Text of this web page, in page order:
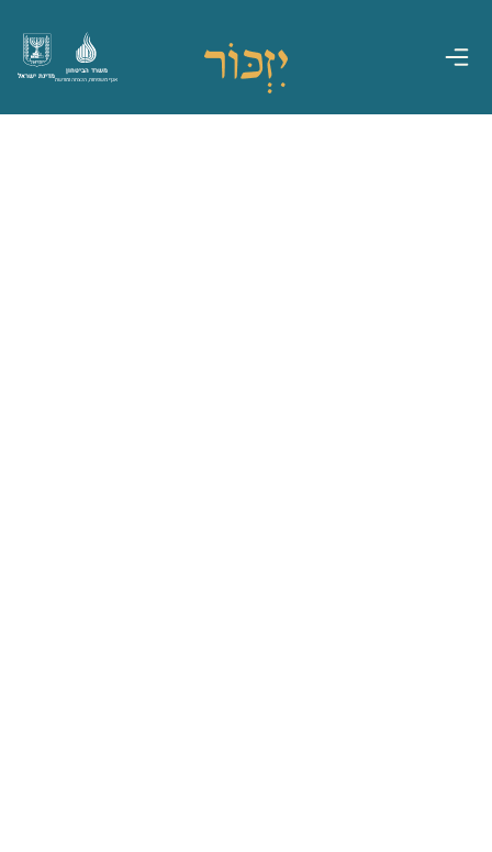
מדינת ישראל
משרד הביטחון
אגף משפחות, הנצחה ומורשת